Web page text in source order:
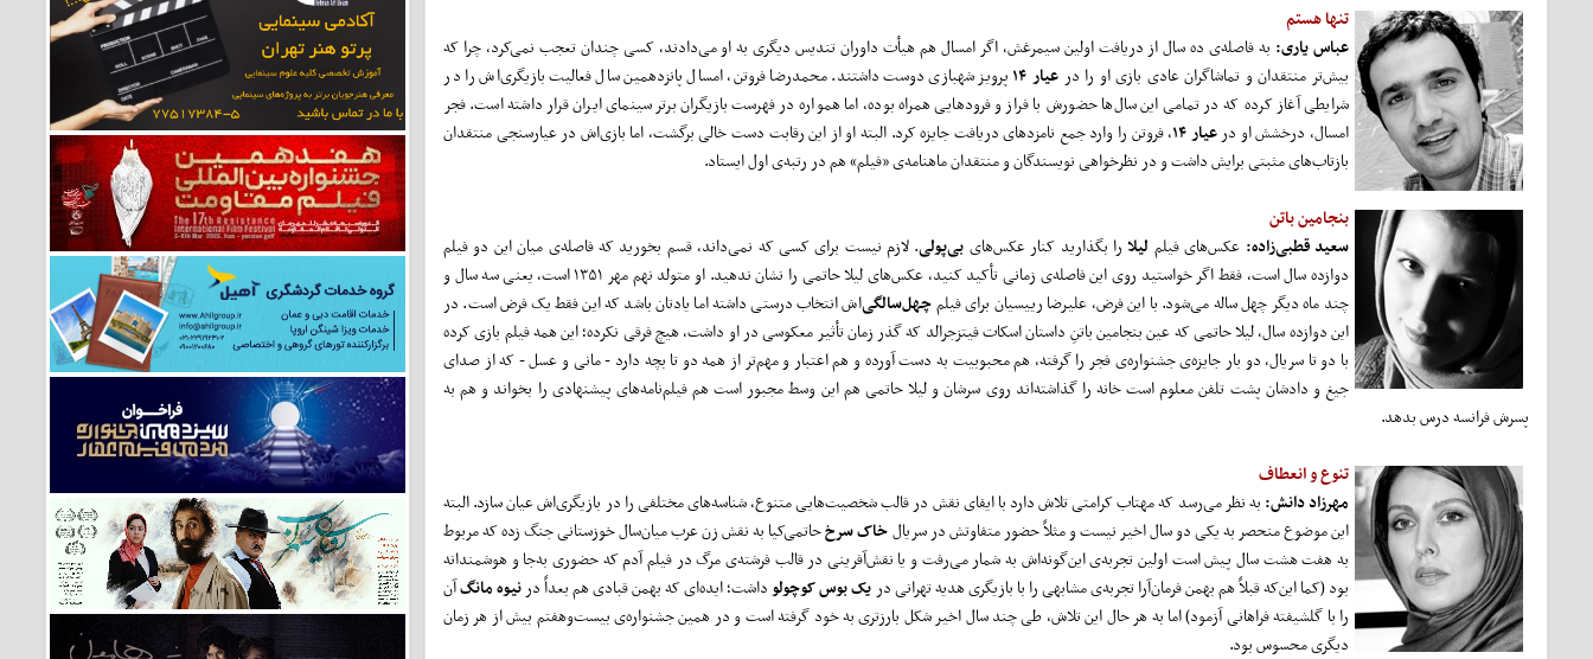
تنها هستم
عباس یاری: به فاصله‌ی ده سال از دریافت اولین سیمرغش، اگر امسال هم هیأت داوران تندیس دیگری به او می‌دادند، کسی چندان تعجب نمی‌کرد، چرا که
بیش‌تر منتقدان و تماشاگران عادی بازی او را درعیار ۱۴
پرویز شهبازی دوست داشتند. محمدرضا فروتن، امسال پانزدهمین سال فعالیت بازیگری‌اش را در
شرایطی آغاز کرده که در تمامی این سال‌ها حضورش با فراز و فرودهایی همراه بوده، اما همواره در فهرست بازیگران برتر سینمای ایران قرار داشته است. فجر
امسال، درخشش او درعیار ۱۴
، فروتن را وارد جمع نامزدهای دریافت جایزه کرد. البته او از این رقابت دست خالی برگشت، اما بازی‌اش در عیارسنجی منتقدان
بازتاب‌های مثبتی برایش داشت و در نظرخواهی نویسندگان و منتقدان ماهنامه‌ی «فیلم» هم در رتبه‌ی اول ایستاد.
بنجامین باتن
سعید قطبی‌زاده: عکس‌های فیلم لیلارا بگذارید کنار عکس‌های بی‌پولی. لازم نیست برای کسی که نمی‌داند، قسم بخورید که فاصله‌ی میان این دو فیلم
دوازده سال است، فقط اگر خواستید روی این فاصله‌ی زمانی تأکید کنید، عکس‌های لیلا حاتمی را نشان ندهید. او متولد نهم مهر ۱۳۵۱ است، یعنی سه سال و
چند ماه دیگر چهل ساله می‌شود. با این فرض، علیرضا رییسیان برای فیلمچهل‌سالگی‌اش انتخاب درستی داشته اما یادتان باشد که این فقط یک فرض است. در
این دوازده سال، لیلا حاتمی که عین بنجامین باتنِ داستان اسکات فیتزجرالد که گذر زمان تأثیر معکوسی در او داشت، هیچ فرقی نکرده؛ این همه فیلم بازی کرده
با دو تا سریال، دو بار جایزه‌ی جشنواره‌ی فجر را گرفته، هم محبوبیت به دست آورده و هم اعتبار و مهم‌تر از همه دو تا بچه دارد - مانی و عسل - که از صدای
جیغ و دادشان پشت تلفن معلوم است خانه‌ را گذاشته‌اند روی سرشان و لیلا حاتمی هم این وسط مجبور است هم فیلم‌نامه‌های پیشنهادی را بخواند و هم به
پسرش فرانسه درس بدهد.
تنوع و انعطاف
مهرزاد دانش: به نظر می‌رسد که مهتاب کرامتی تلاش دارد با ایفای نقش در قالب شخصیت‌هایی متنوع، شناسه‌های مختلفی را در بازیگری‌اش عیان سازد. البته
این موضوع منحصر به یکی دو سال اخیر نیست و مثلاً حضور متفاوتش در سریالخاک سرخحاتمی‌کیا به نقش زن عرب میان‌سال خوزستانی جنگ زده که مربوط
به هفت هشت سال پیش است اولین تجربه‌ی این‌گونه‌اش به شمار می‌رفت و یا نقش‌آفرینی در قالب فرشته‌ی مرگ در فیلم آدم که حضوری به‌جا و هوشمندانه
بود (کما این‌که قبلاً هم بهمن فرمان‌آرا تجربه‌ی مشابهی را با بازیگری هدیه تهرانی در یک بوس کوچولو داشت؛ ایده‌ای که بهمن قبادی هم بعداً در نیوه مانگآن
را با گلشیفته فراهانی آزمود) اما به هر حال این تلاش، طی چند سال اخیر شکل بارزتری به خود گرفته است و در همین جشنواره‌ی بیست‌وهفتم بیش از هر زمان
دیگری محسوس بود.